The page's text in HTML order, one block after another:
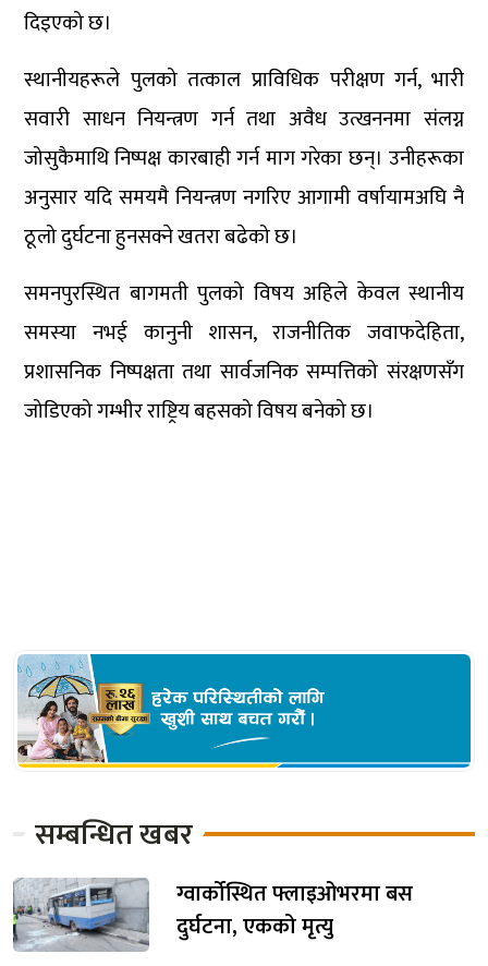
दिइएको छ।
स्थानीयहरूले पुलको तत्काल प्राविधिक परीक्षण गर्न, भारी
सवारी साधन नियन्त्रण गर्न तथा अवैध उत्खननमा संलग्न
जोसुकैमाथि निष्पक्ष कारबाही गर्न माग गरेका छन्। उनीहरूका
अनुसार यदि समयमै नियन्त्रण नगरिए आगामी वर्षायामअघि नै
ठूलो दुर्घटना हुनसक्ने खतरा बढेको छ।
समनपुरस्थित बागमती पुलको विषय अहिले केवल स्थानीय
समस्या नभई कानुनी शासन, राजनीतिक जवाफदेहिता,
प्रशासनिक निष्पक्षता तथा सार्वजनिक सम्पत्तिको संरक्षणसँग
जोडिएको गम्भीर राष्ट्रिय बहसको विषय बनेको छ।
सम्बन्धित खबर
ग्वार्कोस्थित फ्लाइओभरमा बस
दुर्घटना, एकको मृत्यु